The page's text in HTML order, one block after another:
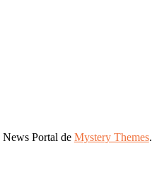
News Portal de Mystery Themes.